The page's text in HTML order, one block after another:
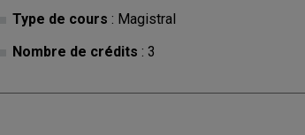
Type de cours : Magistral
Nombre de crédits : 3